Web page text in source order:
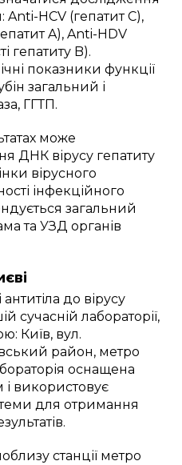
Anti-HCV (гепатит C),
A), Anti-HDV
гепатиту B).
показники функції
загальний і
ГГТП.
може
ДНК вірусу гепатиту
вірусного
інфекційного
загальний
та УЗД органів
до вірусу
сучасній лабораторії,
Київ, вул.
район, метро
оснащена
використовує
для отримання
станції метро